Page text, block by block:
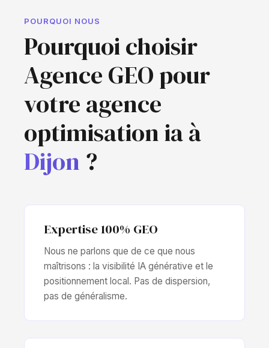
POURQUOI NOUS
Pourquoi choisir
Agence GEO pour
votre agence
optimisation ia à
Dijon ?
Expertise 100% GEO
Nous ne parlons que de ce que nous
maîtrisons : la visibilité IA générative et le
positionnement local. Pas de dispersion,
pas de généralisme.